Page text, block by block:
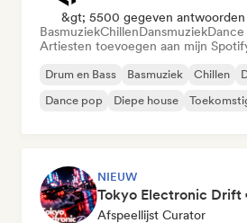
&gt; 5500 gegeven antwoorden
BasmuziekChillenDansmuziek
Artiesten toevoegen aan mijn
Drum en Bass Basmuziek Chillen
Dance pop
Diepe house
NIEUW
Afspeellijst Curator